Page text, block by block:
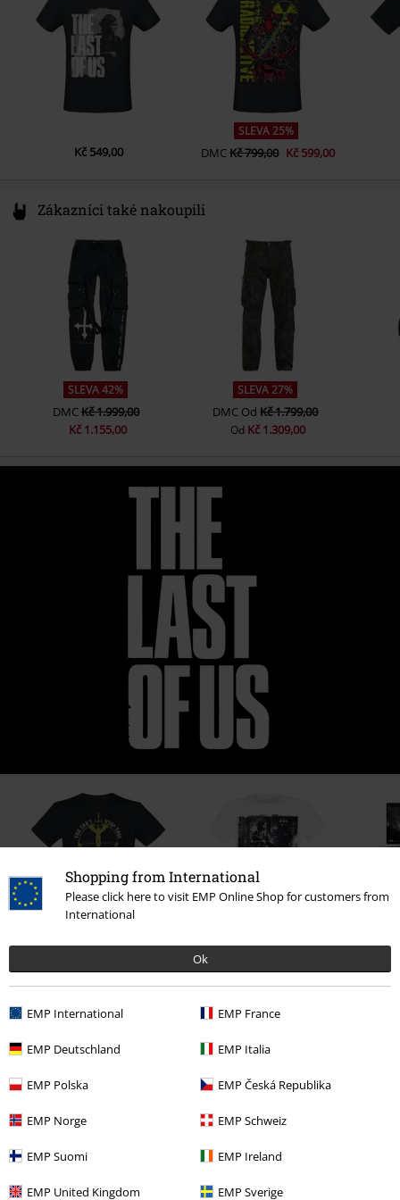
Shopping from International
Please click here to visit EMP Online Shop for customers from
International
Ok
EMP International EMP France
EMP Deutschland EMP Italia
EMP Polska EMP Česká Republika
EMP Norge EMP Schweiz
EMP Suomi EMP Ireland
EMP United Kingdom EMP Sverige
Kč 549,00
SLEVA 25%
DMCKč 799,00 Kč 599,00
Zákazníci také nakoupili
SLEVA 42%
DMCKč 1.999,00
Kč 1.155,00
SLEVA 27%
DMC OdKč 1.799,00
Od Kč 1.309,00
% %
Podělte se o váš názor "Switchblade".
Napsat hodnocení